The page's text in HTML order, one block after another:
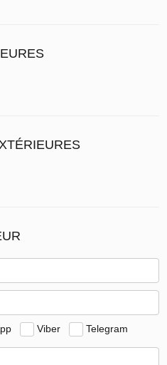
Viber Telegram